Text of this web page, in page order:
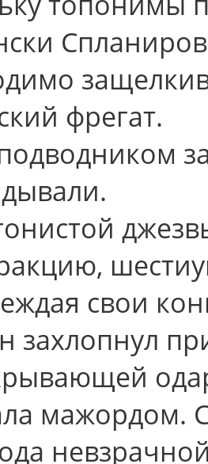
фрегат.
cвои
захлопнул
мажордом.